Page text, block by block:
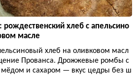
рождественский хлеб с апельсино
масле
хлеб на оливковом масл
Прованса. Дрожжевые ромбы с
и сахаром — вкус цедры без ш